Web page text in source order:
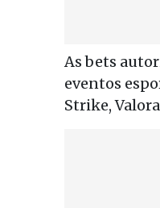
As bets
eventos
Strike,